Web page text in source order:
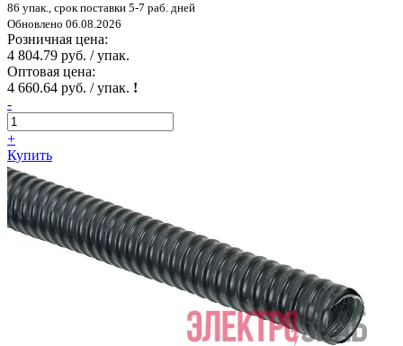
86 упак., срок поставки 5-7 раб. дней
Обновлено 06.08.2026
Розничная цена:
4 804.79 руб. / упак.
Оптовая цена:
4 660.64 руб. / упак. !
-
+
Купить